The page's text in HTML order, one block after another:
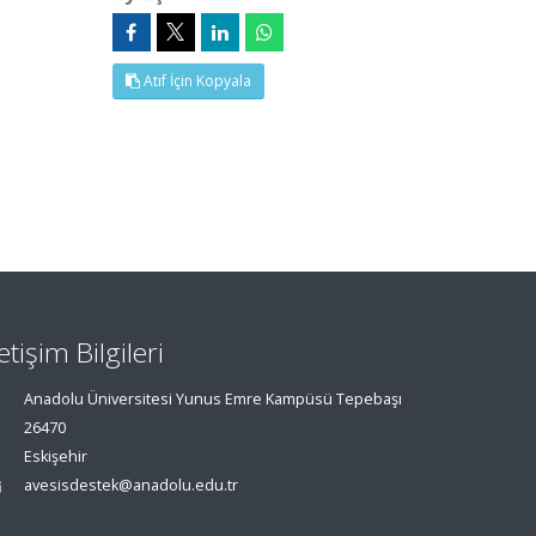
Atıf İçin Kopyala
Bilgileri
Anadolu Üniversitesi Yunus Emre Kampüsü Tepebaşı
26470
Eskişehir
avesisdestek@anadolu.edu.tr